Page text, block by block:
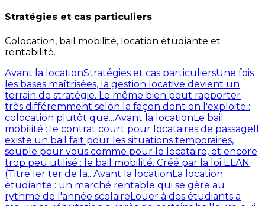
Stratégies et cas particuliers
Colocation, bail mobilité, location étudiante et
rentabilité.
Avant la locationStratégies et cas particuliersUne fois
les bases maîtrisées, la gestion locative devient un
terrain de stratégie. Le même bien peut rapporter
très différemment selon la façon dont on l'exploite :
colocation plutôt que...Avant la locationLe bail
mobilité : le contrat court pour locataires de passageIl
existe un bail fait pour les situations temporaires,
souple pour vous comme pour le locataire, et encore
trop peu utilisé : le bail mobilité. Créé par la loi ELAN
(Titre Ier ter de la...Avant la locationLa location
étudiante : un marché rentable qui se gère au
rythme de l'année scolaireLouer à des étudiants a